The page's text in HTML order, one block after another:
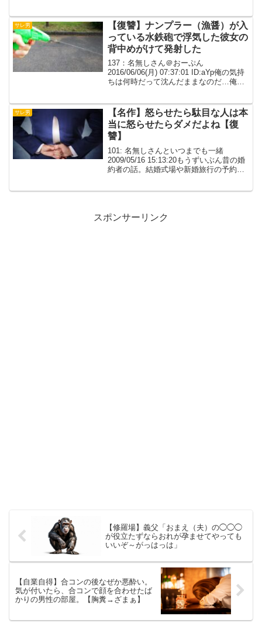
して...
サレ男
【復讐】ナンプラー（漁醤）が入
っている水鉄砲で浮気した彼女の
背中めがけて発射した
137：名無しさん＠おーぷん
2016/06/06(月) 07:37:01 ID:aYp俺の気持
ちは何時だって沈んだままなのだ…俺に
び相手としか見ていなかったのださか
の...
サレ男
【名作】怒らせたら駄目な人は本
当に怒らせたらダメだよね【復
讐】
101: 名無しさんといつまでも一緒
2009/05/16 15:13:20もうずいぶん昔の婚
約者の話。結婚式場や新婚旅行の予約も
スポンサーリンク
【修羅場】義父「おまえ（夫）の◯◯◯
が役立たずならおれが孕ませてやっても
いいぞ～がっはっは」
【自業自得】合コンの後なぜか悪酔い。
気が付いたら、合コンで顔を合わせたば
かりの男性の部屋。【胸糞→ざまぁ】